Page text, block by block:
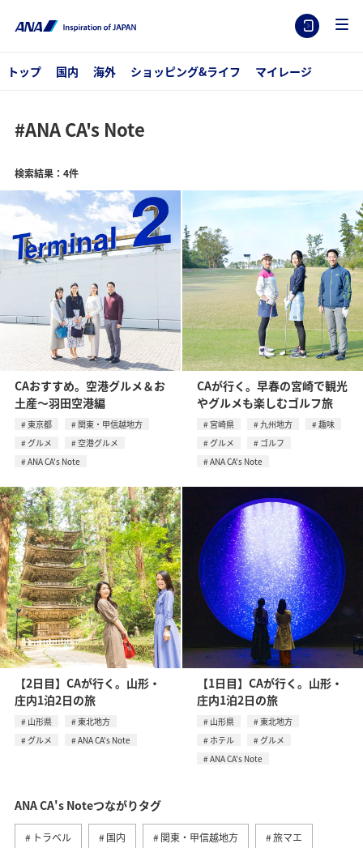
トップ 国内 海外 ショッピング&ライフ マイレージ
#ANA CA's Note
検索結果：4件
CAおすすめ。空港グルメ＆お
土産〜羽田空港編
東京都
関東・甲信越地方
グルメ
空港グルメ
ANA CA's Note
CAが行く。早春の宮崎で観光
やグルメも楽しむゴルフ旅
宮崎県 九州地方
趣味
グルメ
ゴルフ
ANA CA's Note
【2日目】CAが行く。山形・
庄内1泊2日の旅
山形県
東北地方
グルメ
ANA CA's Note
【1日目】CAが行く。山形・
庄内1泊2日の旅
山形県
東北地方
ホテル
グルメ
ANA CA's Note
ANA CA's Noteつながりタグ
トラベル 国内 関東・甲信越地方 旅マエ